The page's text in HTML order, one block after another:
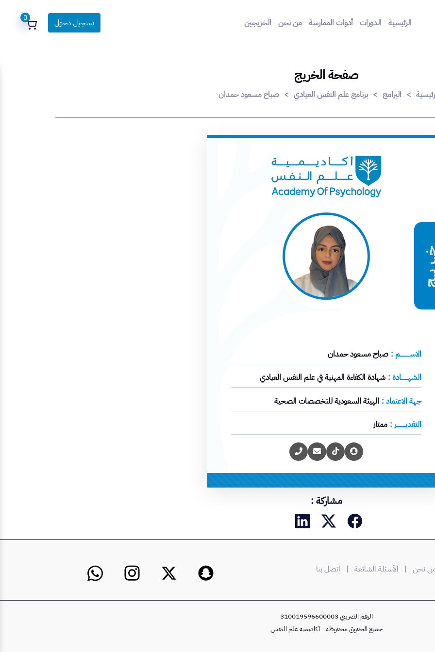
الرئيسية الدورات أدوات الممارسة من نحن الخريجين تسجيل دخول 0
صفحة الخريج
> البرامج > برنامج علم النفس العيادي > صباح مسعود حمدان
الاســــــــــم : صباح مسعود حمدان
الشهـــــــادة : شهادة الكفاءة المهنية في علم النفس العيادي
جهة الاعتماد : الهيئة السعودية للتخصصات الصحية
التقديـــــــــر : ممتاز
مشاركة :
نحن | الأسئلة الشائعة | اتصل بنا
الرقم الضريبي 310019596600003
جميع الحقوق محفوظة - اكاديمية علم النفس